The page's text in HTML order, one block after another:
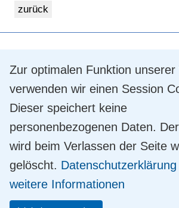
Zur optimalen Funktion unserer
verwenden wir einen Session
Dieser speichert keine
personenbezogenen Daten.
wird beim Verlassen der Seite
gelöscht.
weitere Informationen
Touristinformation
14548 Schwielowsee OT Caputh
Tel.+49 33209 769 769
info@schwielowsee-tourismus.de
Mit Unterstützung der TMB Tourismus-